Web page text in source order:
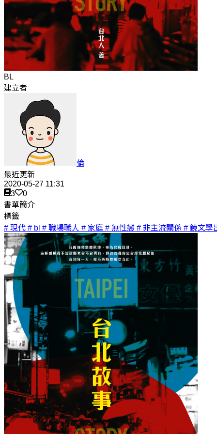
BL
建立者
倫
最近更新
2020-05-27 11:31
3
0
書單簡介
標籤
# 現代 # bl # 職場職人 # 家庭 # 無性戀 # 非主流關係 # 鏡文學